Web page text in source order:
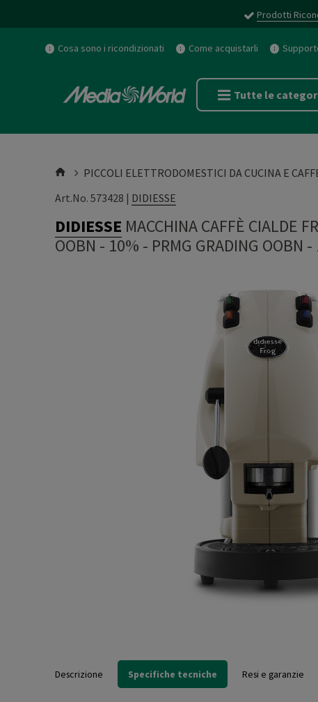
Prodotti
Cosa sono i ricondizionati Come acquistarli
Tutte le
PICCOLI ELETTRODOMESTICI DA CUCINA E
Art.No. 573428 | DIDIESSE
DIDIESSE MACCHINA CAFFÈ CIALDE
OOBN - 10% - PRMG GRADING OOBN
Descrizione Specifiche tecniche Resi e garanzie